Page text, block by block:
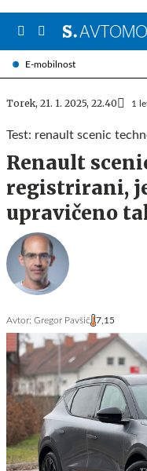
E-mobilnost
Torek, 21. 1. 2025, 22.40 1
Test: renault scenic
Renault
registrirani,
upravičeno
Avtor: Gregor Pavšič 7,15